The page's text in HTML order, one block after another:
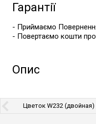
Гарантії
- Приймаємо
- Повертаємо кошти
Опис
Цветок W232 (двойная)